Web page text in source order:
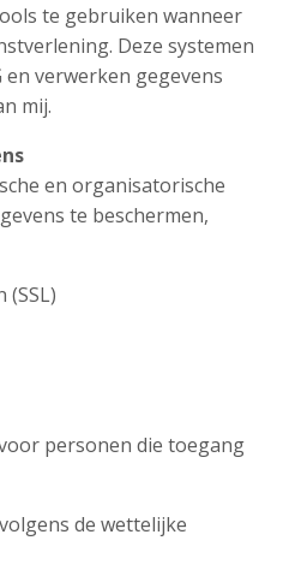
te gebruiken wanneer
Deze systemen
en verwerken gegevens
mij.
en organisatorische
te beschermen,
personen die toegang
de wettelijke